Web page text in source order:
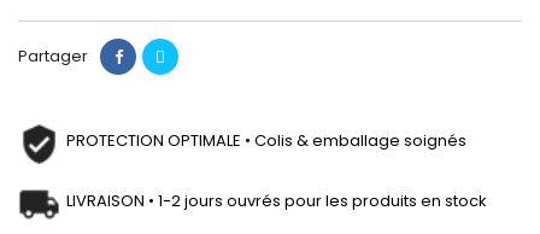
Partager
PROTECTION OPTIMALE • Colis & emballage soignés
LIVRAISON • 1-2 jours ouvrés pour les produits en stock